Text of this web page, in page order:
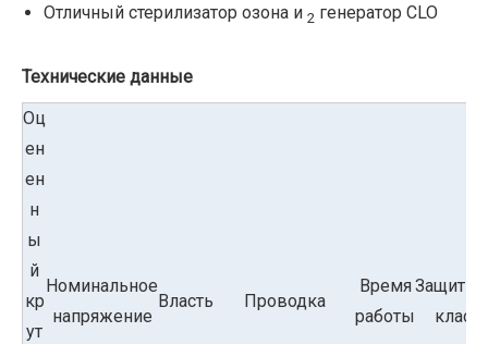
Отличный стерилизатор озона и 2 генератор CLO
Технические данные
Оц
ен
ен
н
ы
й
кр
ут
Номинальное
напряжение
Власть Проводка
Время
работы
класс